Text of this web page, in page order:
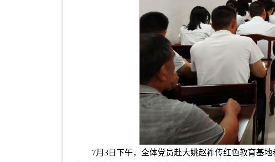
7月3日下午，全体党员赴大姚赵祚传红色教育基